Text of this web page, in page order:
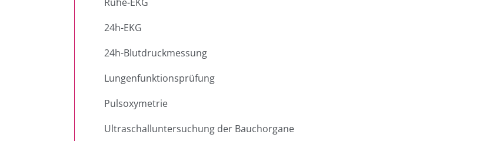
24h-EKG
24h-Blutdruckmessung
Lungenfunktionsprüfung
Pulsoxymetrie
Ultraschalluntersuchung der Bauchorgane